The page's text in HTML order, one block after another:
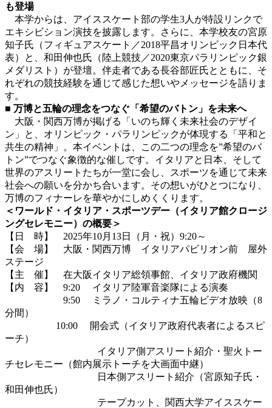
も登場
本学からは、アイススケート部の学生3人が特設リンクで
エキシビション演技を披露します。さらに、本学校友の宮原
知子氏（フィギュアスケート／2018平昌オリンピック日本代
表）と、和田伸也氏（陸上競技／2020東京パラリンピック銀
メダリスト）が登壇。伴走者である長谷部匠氏とともに、そ
れぞれの競技経験を通じて感じた想いやメッセージを語りま
す。
■ 万博と五輪の理念をつなぐ「希望のバトン」を未来へ
大阪・関西万博が掲げる「いのち輝く未来社会のデザイ
ン」と、オリンピック・パラリンピックが体現する「平和と
共生の精神」。本イベントは、この二つの理念を”希望のバ
トン”でつなぐ象徴的な催しです。イタリアと日本、そして
世界のアスリートたちが一堂に会し、スポーツを通じて未来
社会への願いを分かち合います。その想いがひとつになり、
万博のフィナーレを華やかにしめくくります。
＜ワールド・イタリア・スポーツデー（イタリア館クロージ
ングセレモニー）の概要＞
【日 時】 2025年10月13日（月・祝）9:20～
【会 場】 大阪・関西万博 イタリアパビリオン前 屋外
ステージ
【主 催】 在大阪イタリア総領事館、イタリア政府機関
【内 容】 9:20 イタリア陸軍音楽隊による演奏
9:50 ミラノ・コルティナ五輪ビデオ放映（8
分間）
10:00 開会式（イタリア政府代表者によるスピ
ーチ）
イタリア側アスリート紹介・聖火トー
チセレモニー（館内展示トーチを大画面中継）
日本側アスリート紹介（宮原知子氏・
和田伸也氏）
テープカット、関西大学アイススケー